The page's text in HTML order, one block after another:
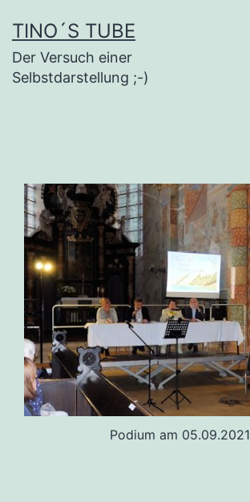
springen
TINO´S TUBE
Der Versuch einer
Selbstdarstellung ;-)
Podium am 05.09.2021